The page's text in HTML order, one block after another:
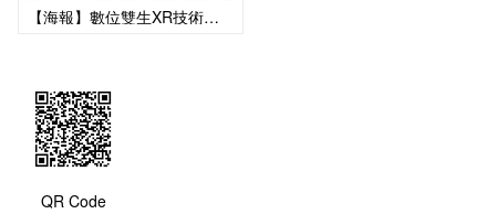
【海報】數位雙生XR技術實作與資安防護鑑識實務
QR Code